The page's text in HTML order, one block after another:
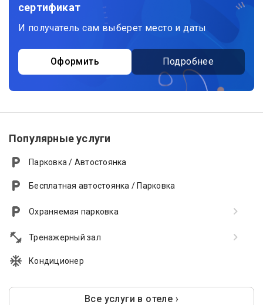
сертификат
И получатель сам выберет место и даты
Оформить Подробнее
Популярные услуги
Парковка / Автостоянка
Бесплатная автостоянка / Парковка
Охраняемая парковка
Тренажерный зал
Кондиционер
Все услуги в отеле ›